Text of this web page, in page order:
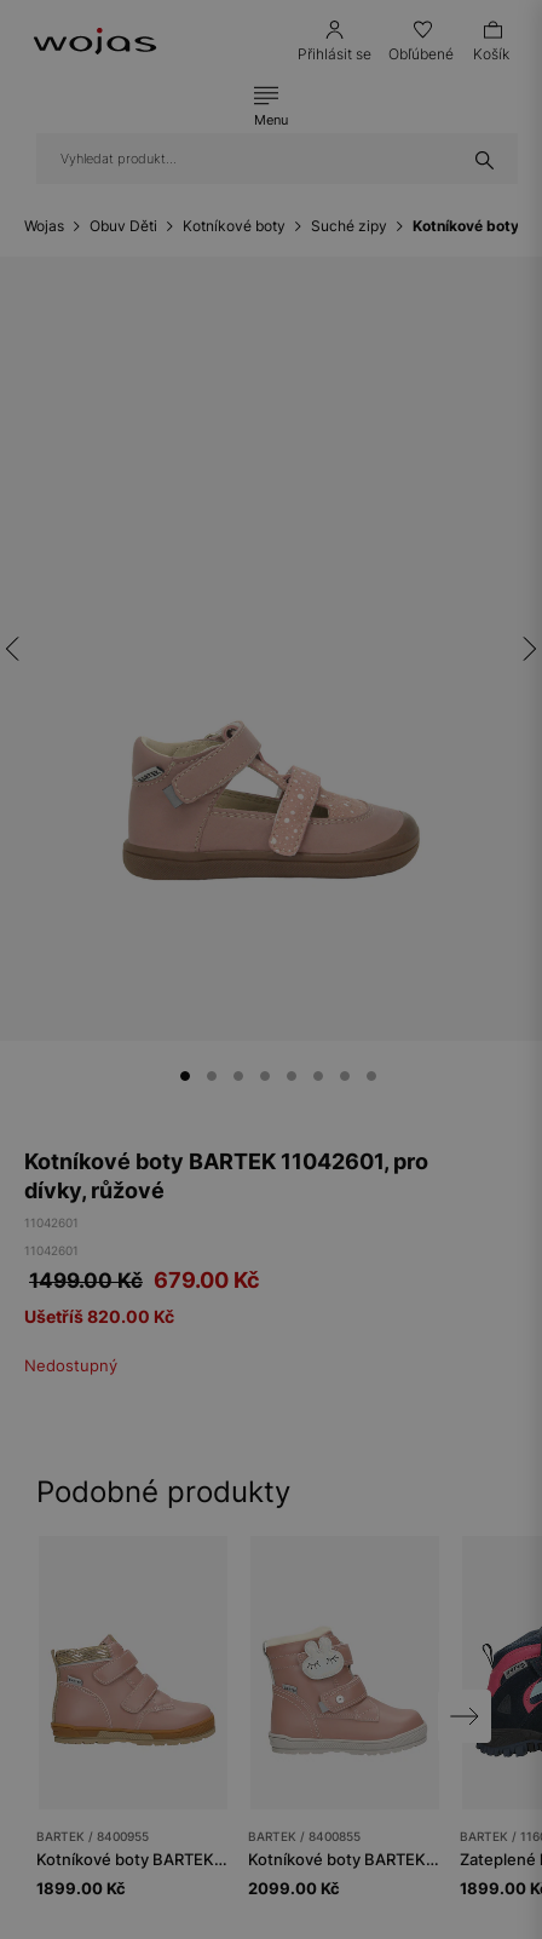
Přihlásit se Obľúbené Košík
Menu
Wojas Obuv Děti Kotníkové boty Suché zipy Kotníkové boty
Kotníkové boty BARTEK 11042601, pro
dívky, růžové
11042601
11042601
1499.00 Kč 679.00 Kč
Ušetříš 820.00 Kč
Nedostupný
Podobné produkty
BARTEK / 8400955
Kotníkové boty BARTEK 84009-55, pro dívky, růžové
1899.00 Kč
BARTEK / 8400855
Kotníkové boty BARTEK 84008-55, pro dívky, růžové
2099.00 Kč
BARTEK /
1899.00